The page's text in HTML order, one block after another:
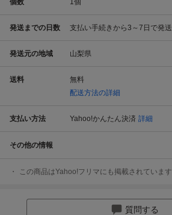
個数 1個
発送までの日数 支払い手続きから3～7日で発送
発送元の地域 山梨県
送料
無料
配送方法の詳細
支払い方法 Yahoo!かんたん決済 詳細
その他の情報
この商品はYahoo!フリマにも掲載されています
質問する